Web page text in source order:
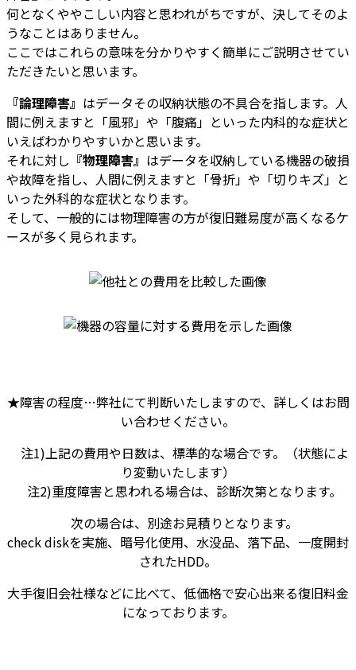
何となくややこしい内容と思われがちですが、決してそのよ
うなことはありません。
ここではこれらの意味を分かりやすく簡単にご説明させてい
ただきたいと思います。
『論理障害』 はデータその収納状態の不具合を指します。人
間に例えますと「風邪」や「腹痛」といった内科的な症状と
いえばわかりやすいかと思います。
それに対し 『物理障害』 はデータを収納している機器の破損
や故障を指し、人間に例えますと「骨折」や「切りキズ」と
いった外科的な症状となります。
そして、一般的には物理障害の方が復旧難易度が高くなるケ
ースが多く見られます。
★障害の程度…弊社にて判断いたしますので、詳しくはお問
い合わせください。
注1)上記の費用や日数は、標準的な場合です。（状態によ
り変動いたします）
注2)重度障害と思われる場合は、診断次第となります。
次の場合は、別途お見積りとなります。
check diskを実施、暗号化使用、水没品、落下品、一度開封
されたHDD。
大手復旧会社様などに比べて、低価格で安心出来る復旧料金
になっております。